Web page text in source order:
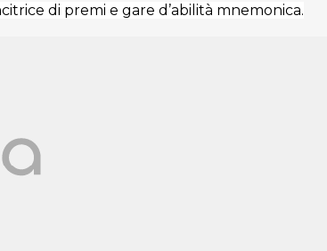
di premi e gare d’abilità mnemonica.